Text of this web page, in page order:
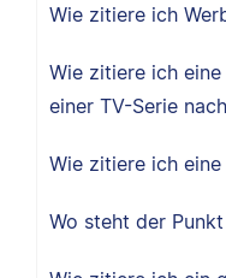
Wie zitiere ich
Wie zitiere ich
einer TV-Serie
Wie zitiere ich eine
Wo steht der